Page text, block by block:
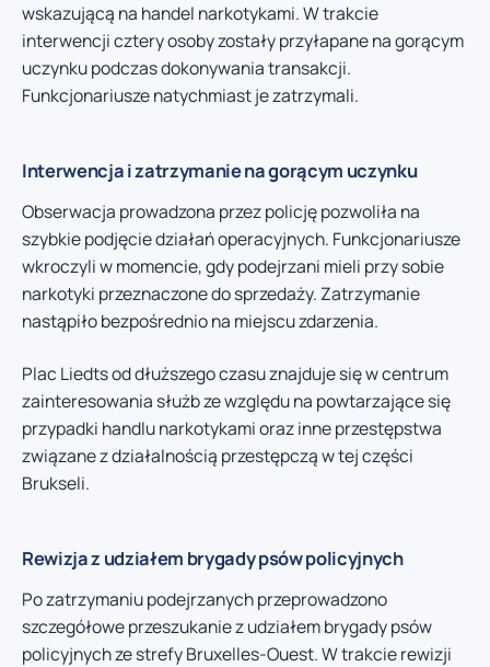
wskazującą na handel narkotykami. W trakcie
interwencji cztery osoby zostały przyłapane na gorącym
uczynku podczas dokonywania transakcji.
Funkcjonariusze natychmiast je zatrzymali.
Interwencja i zatrzymanie na gorącym uczynku
Obserwacja prowadzona przez policję pozwoliła na
szybkie podjęcie działań operacyjnych. Funkcjonariusze
wkroczyli w momencie, gdy podejrzani mieli przy sobie
narkotyki przeznaczone do sprzedaży. Zatrzymanie
nastąpiło bezpośrednio na miejscu zdarzenia.
Plac Liedts od dłuższego czasu znajduje się w centrum
zainteresowania służb ze względu na powtarzające się
przypadki handlu narkotykami oraz inne przestępstwa
związane z działalnością przestępczą w tej części
Brukseli.
Rewizja z udziałem brygady psów policyjnych
Po zatrzymaniu podejrzanych przeprowadzono
szczegółowe przeszukanie z udziałem brygady psów
policyjnych ze strefy Bruxelles-Ouest. W trakcie rewizji